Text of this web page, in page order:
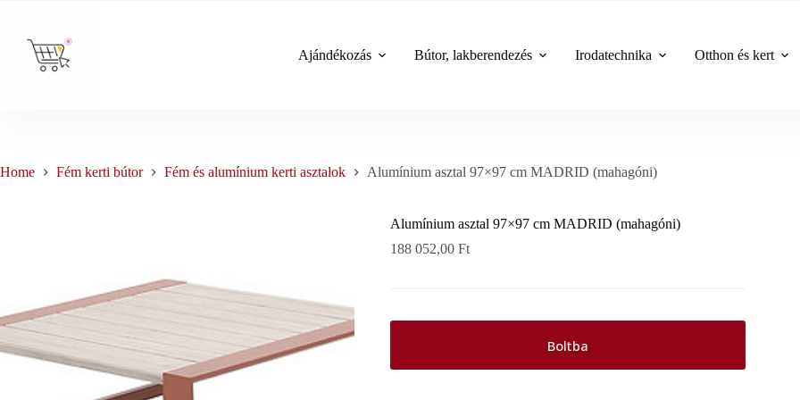
content
Ajándékozás
Bútor, lakberendezés Irodatechnika Otthon és kert
Home Fém kerti bútor Fém és alumínium kerti asztalok Alumínium asztal 97×97 cm MADRID (mahagóni)
Alumínium asztal 97×97 cm MADRID (mahagóni)
188 052,00Ft
Boltba